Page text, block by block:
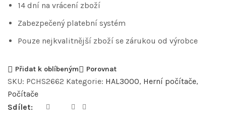
14 dní na vrácení zboží
Zabezpečený platební systém
Pouze nejkvalitnější zboží se zárukou od výrobce
Přidat k oblíbeným Porovnat
SKU: PCHS2662 Kategorie: HAL3000, Herní počítače,
Počítače
Sdílet: